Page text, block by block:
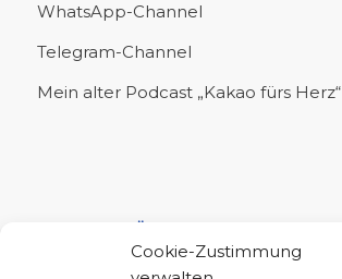
Cookie-Zustimmung
WhatsApp-Channel
Telegram-Channel
Mein alter Podcast „Kakao fürs Herz“